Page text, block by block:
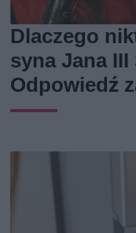
Dlaczego
syna Jana
Odpowiedź